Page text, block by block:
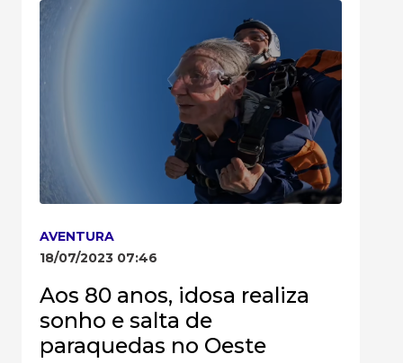
AVENTURA
18/07/2023 07:46
Aos 80 anos, idosa realiza
sonho e salta de
paraquedas no Oeste